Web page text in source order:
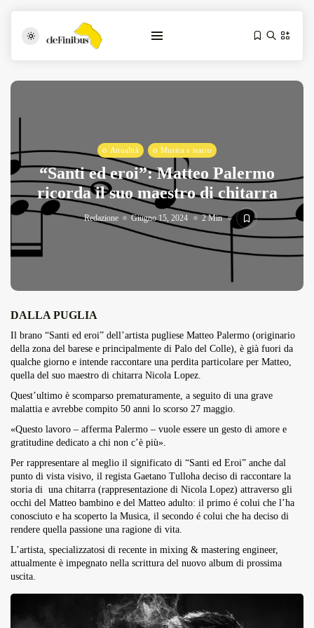
Iosonouncane A Lecce: Concerto Acustico...
Luglio 17, 2026 13 Min
4 Min
Attualità Musica e teatro
“Santi ed eroi”: Matteo Palermo
ricorda il suo maestro di chitarra
Redazione Giugno 15, 2024 2 Min
DALLA PUGLIA
Il brano “Santi ed eroi” dell’artista pugliese Matteo Palermo (originario
della zona del barese e principalmente di Palo del Colle), è già fuori da
qualche giorno e intende raccontare una perdita particolare per Matteo,
quella del suo maestro di chitarra Nicola Lopez.
Quest’ultimo è scomparso prematuramente, a seguito di una grave
malattia e avrebbe compito 50 anni lo scorso 27 maggio.
«Questo lavoro – afferma Palermo – vuole essere un gesto di amore e
gratitudine dedicato a chi non c’è più».
Per rappresentare al meglio il significato di “Santi ed Eroi” anche dal
punto di vista visivo, il regista Gaetano Tulloha deciso di raccontare la
storia di una chitarra (rappresentazione di Nicola Lopez) attraverso gli
occhi del Matteo bambino e del Matteo adulto: il primo é colui che l’ha
conosciuto e ha scoperto la Musica, il secondo é colui che ha deciso di
rendere quella passione una ragione di vita.
L’artista, specializzatosi di recente in mixing & mastering engineer,
attualmente è impegnato nella scrittura del nuovo album di prossima
uscita.